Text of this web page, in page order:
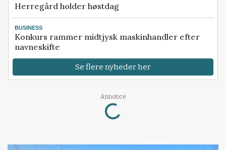
Herregård holder høstdag
BUSINESS
Konkurs rammer midtjysk maskinhandler efter
navneskifte
Se flere nyheder her
Annonce
Loading...